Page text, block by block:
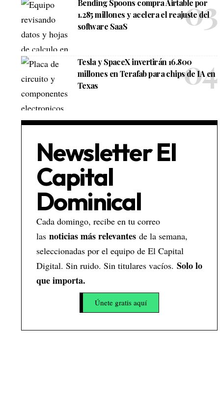
Bending Spoons compra Airtable por
1.285 millones y acelera el reajuste del
software SaaS
Tesla y SpaceX invertirán 16.800
millones en Terafab para chips de IA en
Texas
Newsletter El
Capital
Dominical
Cada domingo, recibe en tu correo
lasnoticias más relevantesde la semana,
seleccionadas por el equipo de El Capital
Digital. Sin ruido. Sin titulares vacíos. Solo lo
que importa.
Únete gratis aquí